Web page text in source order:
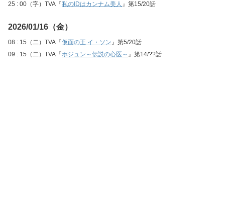
25 : 00（字）TVA『私のIDはカンナム美人 』第15/20話
2026/01/16（金）
08 : 15（二）TVA『仮面の王 イ・ソン』第5/20話
09 : 15（二）TVA『ホジュン～伝説の心医～ 』第14/??話